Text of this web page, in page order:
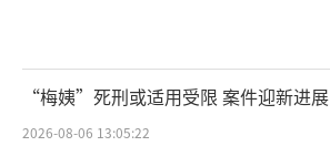
“梅姨”死刑或适用受限 案件迎新进展
2026-08-06 13:05:22